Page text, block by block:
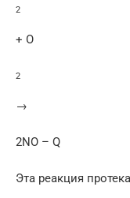
2
+ O
2
→
2NO – Q
Эта реакция